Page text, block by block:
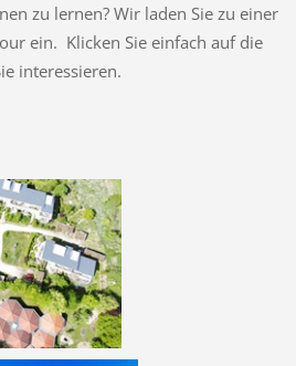
zu lernen? Wir laden Sie zu einer
ein. Klicken Sie einfach auf die
interessieren.